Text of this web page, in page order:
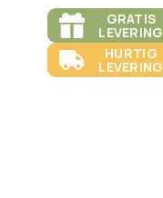
GRATIS
LEVERING
HURTIG
LEVERING